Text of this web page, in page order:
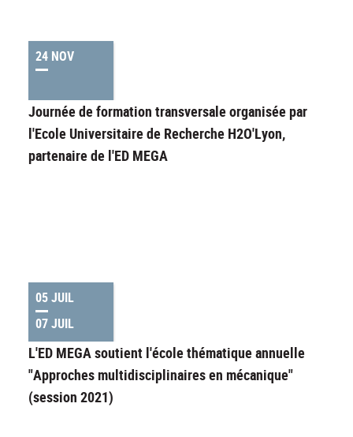
24 NOV
Journée de formation transversale organisée par
l'Ecole Universitaire de Recherche H2O'Lyon,
partenaire de l'ED MEGA
05 JUIL
07 JUIL
L'ED MEGA soutient l'école thématique annuelle
"Approches multidisciplinaires en mécanique"
(session 2021)